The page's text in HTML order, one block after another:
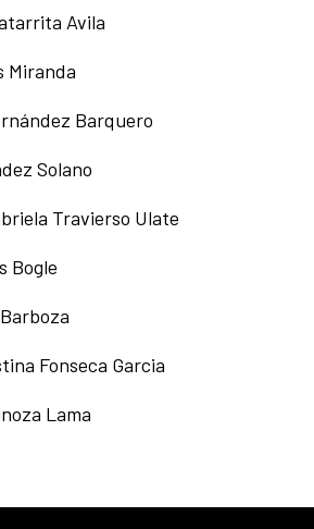
Avila
Miranda
Barquero
Solano
Travierso Ulate
Bogle
Fonseca Garcia
Lama